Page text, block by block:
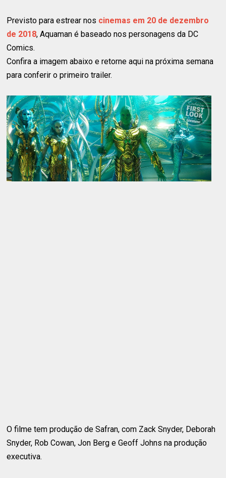
Previsto para estrear nos cinemas em 20 de dezembro
de 2018, Aquaman é baseado nos personagens da DC
Comics.
Confira a imagem abaixo e retorne aqui na próxima semana
para conferir o primeiro trailer.
O filme tem produção de Safran, com Zack Snyder, Deborah
Snyder, Rob Cowan, Jon Berg e Geoff Johns na produção
executiva.